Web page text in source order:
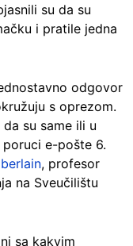
su da su
i pratile jedna
odgovor
s oprezom.
su same ili u
poruci e-pošte 6.
, profesor
na Sveučilištu
sa kakvim